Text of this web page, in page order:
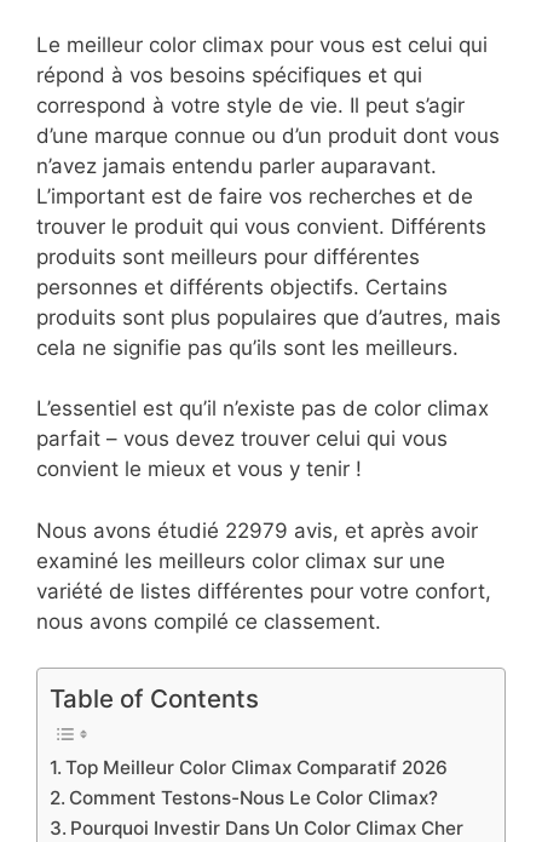
Le meilleur color climax pour vous est celui qui
répond à vos besoins spécifiques et qui
correspond à votre style de vie. Il peut s’agir
d’une marque connue ou d’un produit dont vous
n’avez jamais entendu parler auparavant.
L’important est de faire vos recherches et de
trouver le produit qui vous convient. Différents
produits sont meilleurs pour différentes
personnes et différents objectifs. Certains
produits sont plus populaires que d’autres, mais
cela ne signifie pas qu’ils sont les meilleurs.
L’essentiel est qu’il n’existe pas de color climax
parfait – vous devez trouver celui qui vous
convient le mieux et vous y tenir !
Nous avons étudié 22979 avis, et après avoir
examiné les meilleurs color climax sur une
variété de listes différentes pour votre confort,
nous avons compilé ce classement.
Table of Contents
Top Meilleur Color Climax Comparatif 2026
Comment Testons-Nous Le Color Climax?
Pourquoi Investir Dans Un Color Climax Cher